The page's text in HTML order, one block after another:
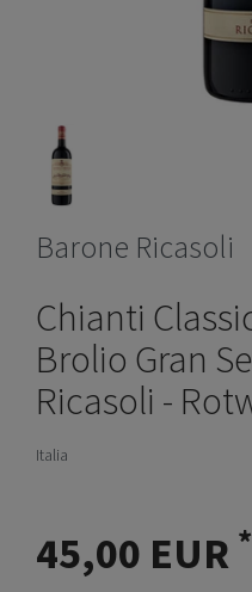
Barone Ricasoli
Chianti
Brolio Gran
Ricasoli -
Italia
45,00 EUR *